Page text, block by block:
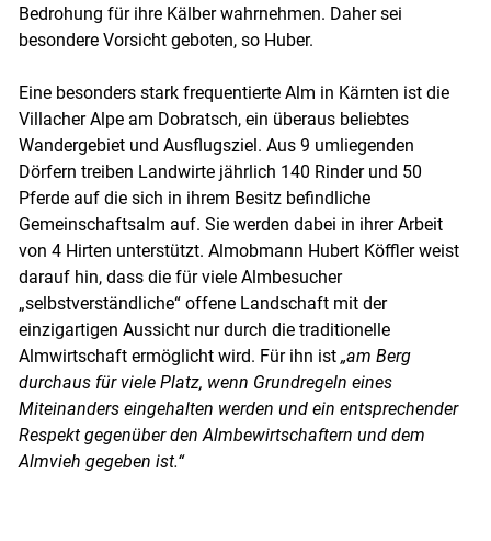
Bedrohung für ihre Kälber wahrnehmen. Daher sei
besondere Vorsicht geboten, so Huber.
Eine besonders stark frequentierte Alm in Kärnten ist die
Villacher Alpe am Dobratsch, ein überaus beliebtes
Wandergebiet und Ausflugsziel. Aus 9 umliegenden
Dörfern treiben Landwirte jährlich 140 Rinder und 50
Pferde auf die sich in ihrem Besitz befindliche
Gemeinschaftsalm auf. Sie werden dabei in ihrer Arbeit
von 4 Hirten unterstützt. Almobmann Hubert Köffler weist
darauf hin, dass die für viele Almbesucher
„selbstverständliche“ offene Landschaft mit der
einzigartigen Aussicht nur durch die traditionelle
Almwirtschaft ermöglicht wird. Für ihn ist„am Berg
durchaus für viele Platz, wenn Grundregeln eines
Miteinanders eingehalten werden und ein entsprechender
Respekt gegenüber den Almbewirtschaftern und dem
Almvieh gegeben ist.“